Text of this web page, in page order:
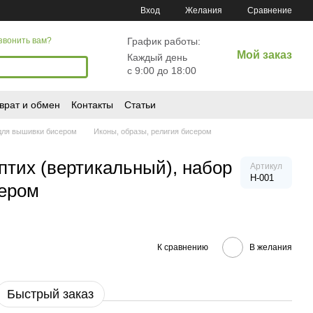
Вход Желания Сравнение
вам?
График работы:
Каждый день
с 9:00 до 18:00
Мой заказ
и обмен Контакты Статьи
вышивки бисером Иконы, образы, религия бисером
(вертикальный), набор
Артикул
Н-001
К сравнению В желания
Быстрый заказ